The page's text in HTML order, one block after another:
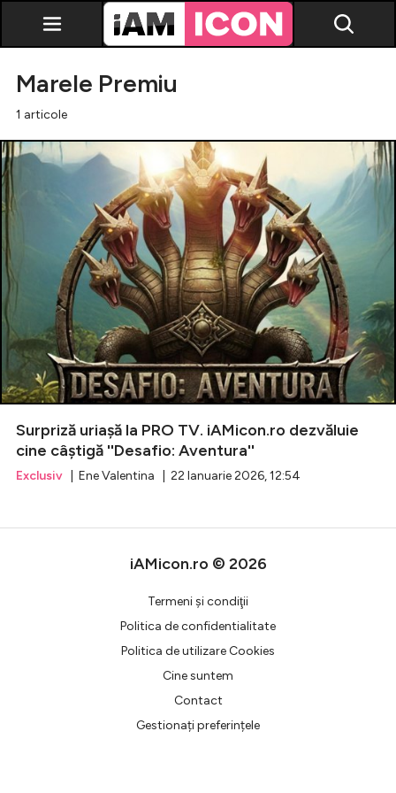
Vedete
Breaking news
Evenimente
Emisiuni TV
Horoscop
Lifestyle
Celebrități
Breaking News
Intră în cont
Creează cont
Marele Premiu
1 articole
Surpriză uriașă la PRO TV. iAMicon.ro dezvăluie
cine câștigă ''Desafio: Aventura''
Exclusiv | Ene Valentina | 22 Ianuarie 2026, 12:54
iAMicon.ro © 2026
Termeni şi condiţii
Politica de confidentialitate
Politica de utilizare Cookies
Cine suntem
Contact
Gestionați preferințele